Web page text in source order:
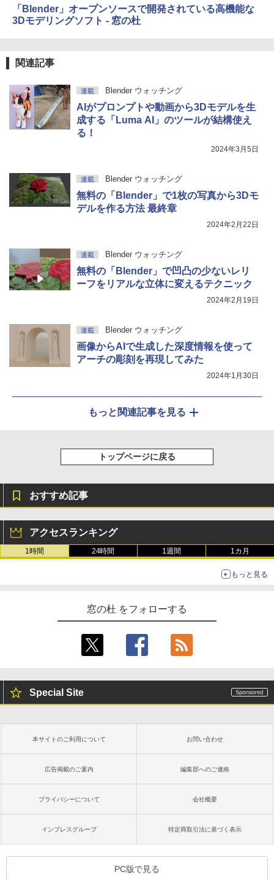
「Blender」オープンソースで開発されている高機能な
3Dモデリングソフト - 窓の杜
関連記事
連載 Blender ウォッチング
AIがプロンプトや動画から3Dモデルを生
成する「Luma AI」のツールが結構使え
る！
2024年3月5日
連載 Blender ウォッチング
無料の「Blender」で1枚の写真から3Dモ
デルを作る方法 最終章
2024年2月22日
連載 Blender ウォッチング
無料の「Blender」で凹凸の少ないレリ
ーフをリアルな立体に変えるテクニック
2024年2月19日
連載 Blender ウォッチング
画像からAIで生成した深度情報を使って
アーチの彫刻を再現してみた
2024年1月30日
もっと関連記事を見る
トップページに戻る
おすすめ記事
アクセスランキング
1時間 24時間 1週間 1カ月
もっと見る
窓の杜 をフォローする
Special Site
本サイトのご利用について お問い合わせ
広告掲載のご案内 編集部へのご連絡
プライバシーについて 会社概要
インプレスグループ 特定商取引法に基づく表示
PC版で見る